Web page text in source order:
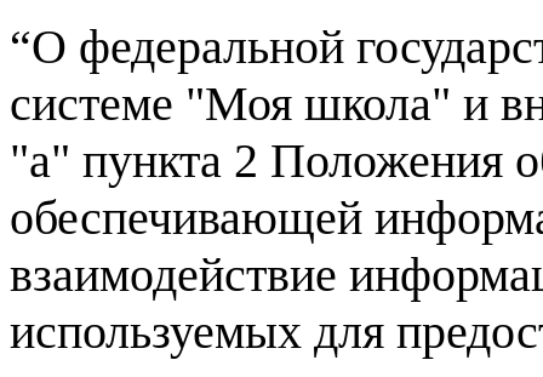
“О федеральной
системе "Моя школа" и
"а" пункта 2 Положения
обеспечивающей
взаимодействие
используемых для